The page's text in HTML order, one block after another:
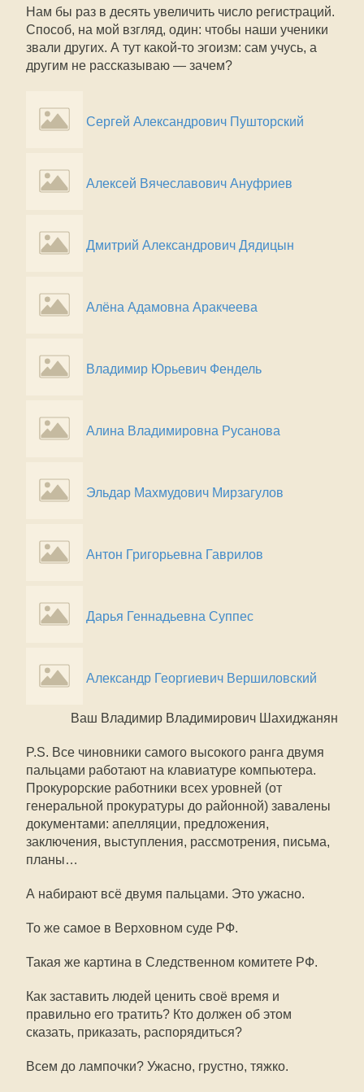
Нам бы раз в десять увеличить число регистраций.
Способ, на мой взгляд, один: чтобы наши ученики
звали других. А тут какой-то эгоизм: сам учусь, а
другим не рассказываю — зачем?
Сергей Александрович Пушторский
Алексей Вячеславович Ануфриев
Дмитрий Александрович Дядицын
Алёна Адамовна Аракчеева
Владимир Юрьевич Фендель
Алина Владимировна Русанова
Эльдар Махмудович Мирзагулов
Антон Григорьевна Гаврилов
Дарья Геннадьевна Суппес
Александр Георгиевич Вершиловский
Ваш Владимир Владимирович Шахиджанян
P.S. Все чиновники самого высокого ранга двумя
пальцами работают на клавиатуре компьютера.
Прокурорские работники всех уровней (от
генеральной прокуратуры до районной) завалены
документами: апелляции, предложения,
заключения, выступления, рассмотрения, письма,
планы…
А набирают всё двумя пальцами. Это ужасно.
То же самое в Верховном суде РФ.
Такая же картина в Следственном комитете РФ.
Как заставить людей ценить своё время и
правильно его тратить? Кто должен об этом
сказать, приказать, распорядиться?
Всем до лампочки? Ужасно, грустно, тяжко.